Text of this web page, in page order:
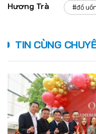
Hương Trà #đồ
TIN CÙNG